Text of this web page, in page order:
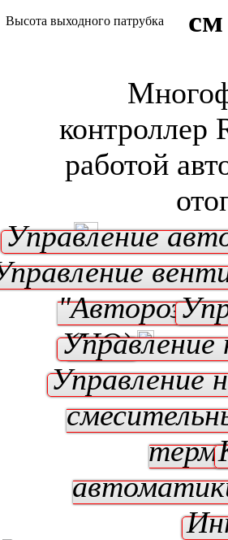
Высота выходного патрубка см
контроллер
работой
Управление
(ЦО)
Управление
Управление